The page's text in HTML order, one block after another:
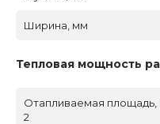
Ширина, мм
Тепловая мощность
Отапливаемая площадь,
2